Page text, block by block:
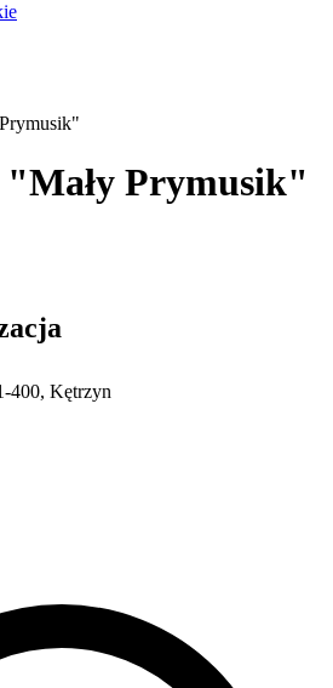
"Mały Prymusik"
400, Kętrzyn